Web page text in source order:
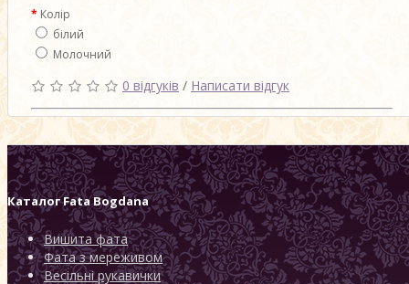
Колір
білий
Молочний
0 відгуків / Написати відгук
КаталогFata Bogdana
Вишита фата
Фата з мереживом
Весільні рукавички